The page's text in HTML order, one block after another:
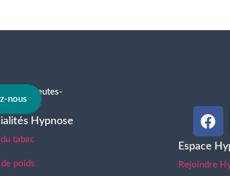
nous
Hypnose
tabac
poids
Espace
Rejoindre